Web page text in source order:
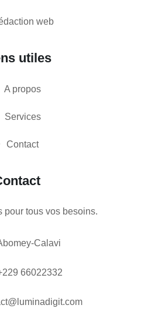
web
utiles
A propos
Services
Contact
pour tous vos besoins.
Calavi
66022332